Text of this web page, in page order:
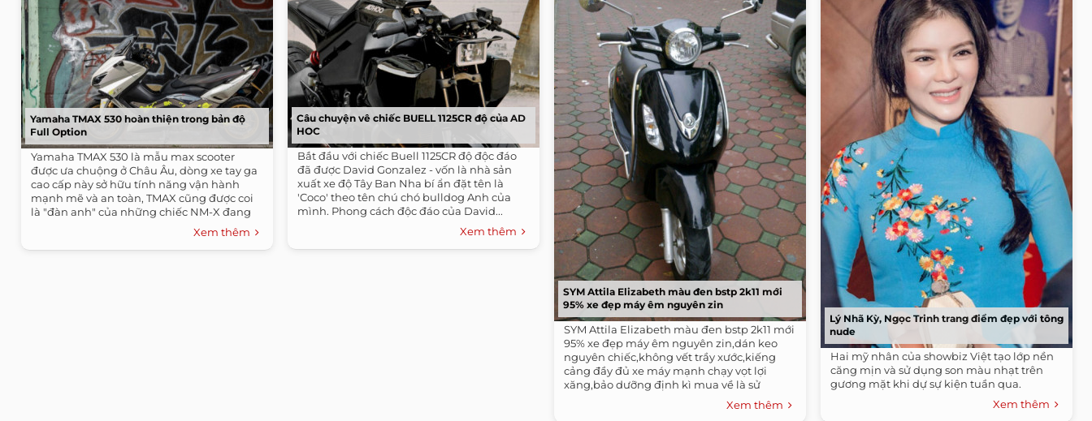
Yamaha TMAX 530 hoàn thiện trong bản độ
Full Option
Yamaha TMAX 530 là mẫu max scooter
được ưa chuộng ở Châu Âu, dòng xe tay ga
cao cấp này sở hữu tính năng vận hành
mạnh mẽ và an toàn, TMAX cũng được coi
là "đàn anh" của những chiếc NM-X đang
Xem thêm
Câu chuyện vê chiếc BUELL 1125CR độ của AD
HOC
Bắt đầu với chiếc Buell 1125CR độ độc đáo
đã được David Gonzalez - vốn là nhà sản
xuất xe độ Tây Ban Nha bí ẩn đặt tên là
'Coco' theo tên chú chó bulldog Anh của
mình. Phong cách độc đáo của David...
Xem thêm
SYM Attila Elizabeth màu đen bstp 2k11 mới
95% xe đẹp máy êm nguyên zin
SYM Attila Elizabeth màu đen bstp 2k11 mới
95% xe đẹp máy êm nguyên zin,dán keo
nguyên chiếc,không vết trầy xước,kiếng
cảng đầy đủ xe máy mạnh chạy vọt lợi
xăng,bảo dưỡng định kì mua về là sử
Xem thêm
Lý Nhã Kỳ, Ngọc Trinh trang điểm đẹp với tông
nude
Hai mỹ nhân của showbiz Việt tạo lớp nền
căng mịn và sử dụng son màu nhạt trên
gương mặt khi dự sự kiện tuần qua.
Xem thêm